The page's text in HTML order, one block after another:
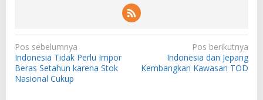
N
a
v
Pos sebelumnya
Indonesia Tidak Perlu Impor
Beras Setahun karena Stok
Nasional Cukup
Pos berikutnya
Indonesia dan Jepang
Kembangkan Kawasan TOD